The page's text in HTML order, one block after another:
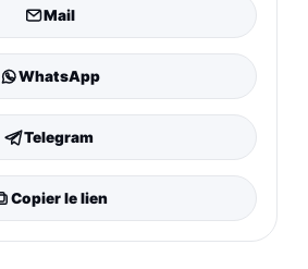
Mail
WhatsApp
Telegram
Copier le lien